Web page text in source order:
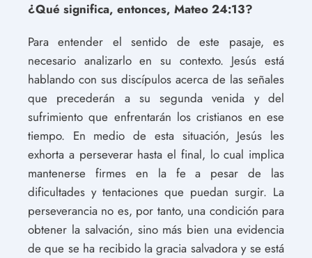
¿Qué significa, entonces, Mateo 24:13?
Para entender el sentido de este pasaje, es
necesario analizarlo en su contexto. Jesús está
hablando con sus discípulos acerca de las señales
que precederán a su segunda venida y del
sufrimiento que enfrentarán los cristianos en ese
tiempo. En medio de esta situación, Jesús les
exhorta a perseverar hasta el final, lo cual implica
mantenerse firmes en la fe a pesar de las
dificultades y tentaciones que puedan surgir. La
perseverancia no es, por tanto, una condición para
obtener la salvación, sino más bien una evidencia
de que se ha recibido la gracia salvadora y se está